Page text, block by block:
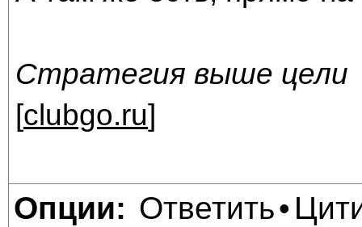
Стратегия выше цели
[clubgo.ru]
Опции: Ответить•